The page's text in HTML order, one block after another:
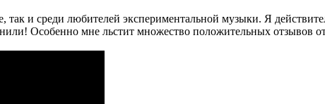
и среди любителей экспериментальной музыки. Я
Особенно мне льстит множество положительных отзывов